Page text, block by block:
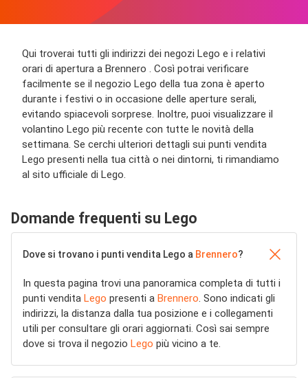
Qui troverai tutti gli indirizzi dei negozi Lego e i relativi
orari di apertura a Brennero . Così potrai verificare
facilmente se il negozio Lego della tua zona è aperto
durante i festivi o in occasione delle aperture serali,
evitando spiacevoli sorprese. Inoltre, puoi visualizzare il
volantino Lego più recente con tutte le novità della
settimana. Se cerchi ulteriori dettagli sui punti vendita
Lego presenti nella tua città o nei dintorni, ti rimandiamo
al sito ufficiale di Lego.
Domande frequenti su Lego
Dove si trovano i punti vendita Lego a Brennero?
In questa pagina trovi una panoramica completa di tutti i
punti vendita Lego presenti a Brennero. Sono indicati gli
indirizzi, la distanza dalla tua posizione e i collegamenti
utili per consultare gli orari aggiornati. Così sai sempre
dove si trova il negozio Lego più vicino a te.